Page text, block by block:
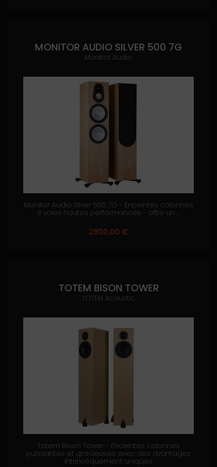
MONITOR AUDIO SILVER 500 7G
Monitor Audio
Monitor Audio Silver 500 7G - Enceintes colonnes
3 voies hautes performances - offre un ...
2800,00 €
TOTEM BISON TOWER
TOTEM Acoustic
Totem Bison Tower - Enceintes colonnes
puissantes et gracieuses avec des avantages
intrinsèquement uniques